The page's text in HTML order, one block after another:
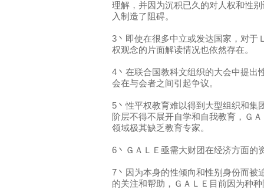
理解，并因为沉积已久的对人权和性
入制造了阻碍。
3丶即使在很多中立或发达国家，对于
权观念的片面解读情况也依然存在。
4丶在联合国教科文组织的大会中提出
会在与会者之间引起争议。
5丶性平权教育难以得到大型组织和集
阶层不得不展开自学和自我教育，Ｇ
领域极其缺乏教育专家。
6丶ＧＡＬＥ亟需大财团在经济方面的
7丶因为本身的性倾向和性别身份而被
的关注和帮助，ＧＡＬＥ目前因为种